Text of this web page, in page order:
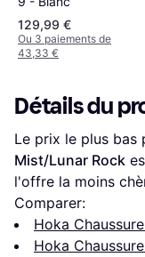
129,99 €
Ou 3 paiements de
43,33 €
Détails du
Le prix le plus bas
Mist/Lunar Rock
l'offre la moins
Comparer:
Hoka
Hoka